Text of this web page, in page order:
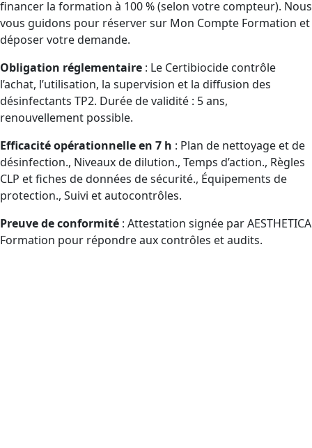
financer la formation à 100 % (selon votre compteur). Nous
vous guidons pour réserver sur Mon Compte Formation et
déposer votre demande.
Obligation réglementaire : Le Certibiocide contrôle
l’achat, l’utilisation, la supervision et la diffusion des
désinfectants TP2. Durée de validité : 5 ans,
renouvellement possible.
Efficacité opérationnelle en 7 h : Plan de nettoyage et de
désinfection., Niveaux de dilution., Temps d’action., Règles
CLP et fiches de données de sécurité., Équipements de
protection., Suivi et autocontrôles.
Preuve de conformité : Attestation signée par AESTHETICA
Formation pour répondre aux contrôles et audits.